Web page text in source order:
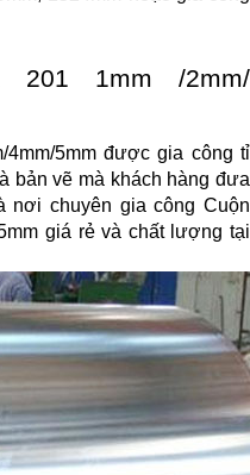
201 1mm /2mm/
4mm/5mm được gia công tỉ
bản vẽ mà khách hàng đưa
nơi chuyên gia công Cuộn
giá rẻ và chất lượng tại